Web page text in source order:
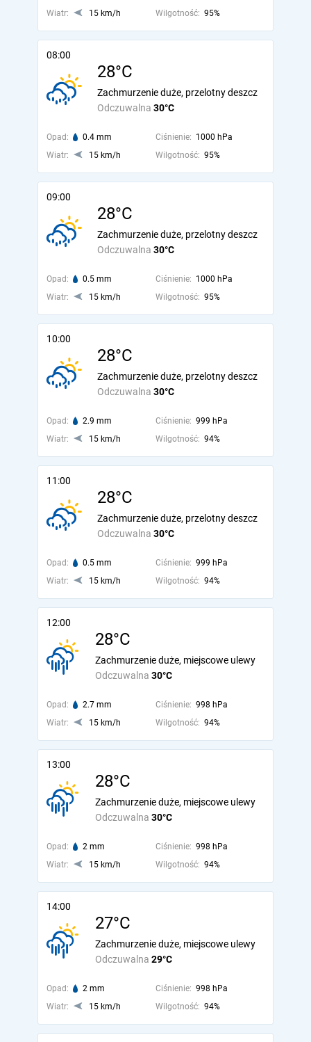
Wiatr: 15 km/h Wilgotność: 95%
08:00
28°C
Odczuwalna 30°C
Zachmurzenie duże, przelotny deszcz
Opad: 0.4 mm Ciśnienie: 1000 hPa
Wiatr:
15 km/h Wilgotność: 95%
09:00
28°C
Odczuwalna 30°C
Zachmurzenie duże, przelotny deszcz
Opad: 0.5 mm Ciśnienie: 1000 hPa
Wiatr:
15 km/h Wilgotność: 95%
10:00
28°C
Odczuwalna 30°C
Zachmurzenie duże, przelotny deszcz
Opad: 2.9 mm Ciśnienie: 999 hPa
Wiatr:
15 km/h Wilgotność: 94%
11:00
28°C
Odczuwalna 30°C
Zachmurzenie duże, przelotny deszcz
Opad: 0.5 mm Ciśnienie: 999 hPa
Wiatr:
15 km/h Wilgotność: 94%
12:00
28°C
Odczuwalna 30°C
Zachmurzenie duże, miejscowe ulewy
Opad: 2.7 mm Ciśnienie: 998 hPa
Wiatr:
15 km/h Wilgotność: 94%
13:00
28°C
Odczuwalna 30°C
Zachmurzenie duże, miejscowe ulewy
Opad: 2 mm Ciśnienie: 998 hPa
Wiatr:
15 km/h Wilgotność: 94%
14:00
27°C
Odczuwalna 29°C
Zachmurzenie duże, miejscowe ulewy
Opad: 2 mm Ciśnienie: 998 hPa
Wiatr:
15 km/h Wilgotność: 94%